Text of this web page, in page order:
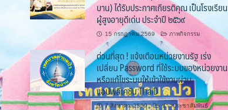
บาน) ได้รับประกาศเกียรติคุณ เป็นโรงเรียน
ผู้สูงอายุดีเด่น ประจำปี ๒๕๖๙
15 กรกฎาคม 2569 ภาพกิจกรรม
ด่วนที่สุด ! แจ้งเตือนหน่วยงานรัฐ เร่ง
เปลี่ยน Password ที่ใช้ระบบของหน่วยงาน
หรือแก้ไขระบบให้เข้าใช้งานผ่าน
แอปพลิเคชัน ThaiD
7 สิงหาคม 2569 ข่าวประชาสัมพันธ์